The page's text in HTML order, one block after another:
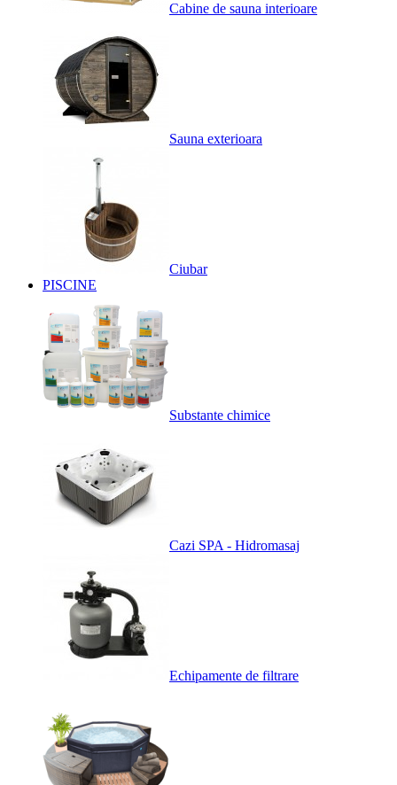
Cabine de sauna interioare
Sauna exterioara
Ciubar
PISCINE
Substante chimice
Cazi SPA - Hidromasaj
Echipamente de filtrare